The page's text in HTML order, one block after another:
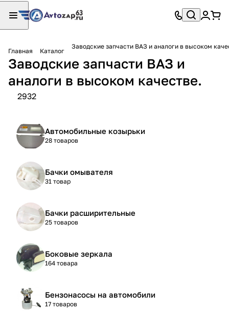
Главная Каталог
Заводские запчасти ВАЗ и аналоги в высоком
Заводские запчасти ВАЗ и
аналоги в высоком качестве.
2932
Автомобильные козырьки
28 товаров
Бачки омывателя
31 товар
Бачки расширительные
25 товаров
Боковые зеркала
164 товара
Бензонасосы на автомобили
17 товаров